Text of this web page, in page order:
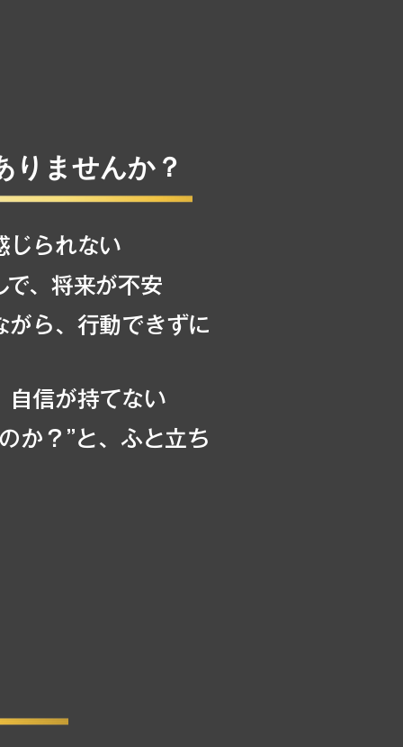
りませんか？
じられない
で、将来が不安
がら、行動できずに
自信が持てない
か？”と、ふと立ち